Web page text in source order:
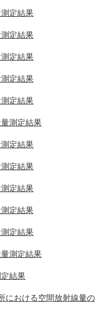
定結果
定結果
定結果
定結果
定結果
測定結果
定結果
定結果
定結果
定結果
定結果
測定結果
結果
における空間放射線量